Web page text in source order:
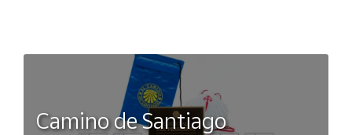
Camino de Santiago